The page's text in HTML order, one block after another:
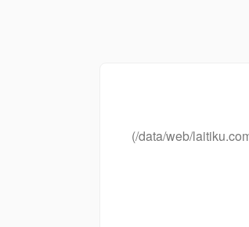
(/data/web/